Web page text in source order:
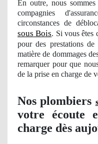
En outre, nous
compagnies
circonstances de
sous Bois. Si vous êtes
pour des prestations
matière de dommages
remarquer pour que
de la prise en charge de
Nosplombiers
votre écoute
charge dès